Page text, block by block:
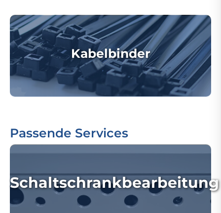
Kabelbinder
Passende Services
Schaltschrankbearbeitung